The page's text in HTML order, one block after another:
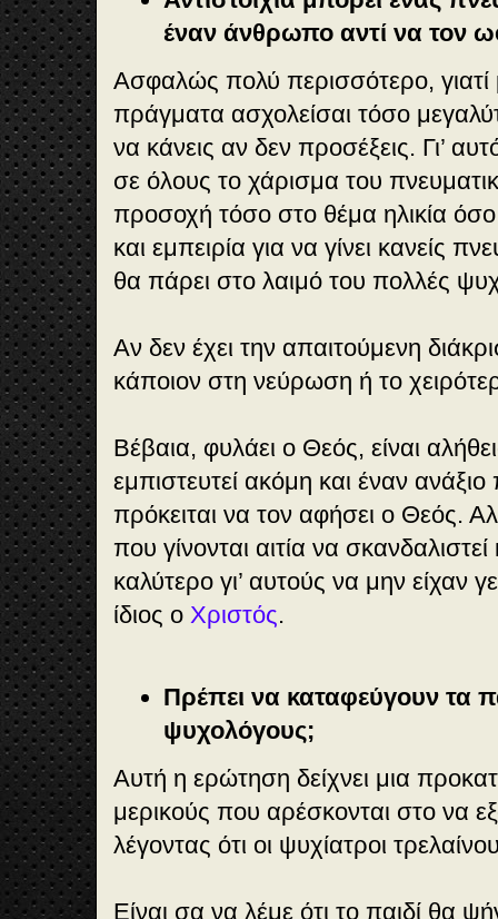
έναν άνθρωπο αντί να τον
Ασφαλώς πολύ περισσότερο, γιατί
πράγματα ασχολείσαι τόσο
να κάνεις αν δεν προσέξεις. Γι’
σε όλους το χάρισμα του
προσοχή τόσο στο θέμα ηλικία όσο
και εμπειρία για να γίνει κανείς
θα πάρει στο λαιμό του πολλές
Αν δεν έχει την απαιτούμενη
κάποιον στη νεύρωση ή το
Βέβαια, φυλάει ο Θεός, είναι
εμπιστευτεί ακόμη και έναν
πρόκειται να τον αφήσει ο Θεός.
που γίνονται αιτία να
καλύτερο γι’ αυτούς να μην είχαν
ίδιος ο Χριστός.
Πρέπει να καταφεύγουν τα
ψυχολόγους;
Αυτή η ερώτηση δείχνει μια
μερικούς που αρέσκονται στο να
λέγοντας ότι οι ψυχίατροι
Είναι σα να λέμε ότι το παιδί θα